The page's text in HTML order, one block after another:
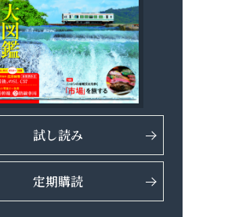
試し読み
定期購読